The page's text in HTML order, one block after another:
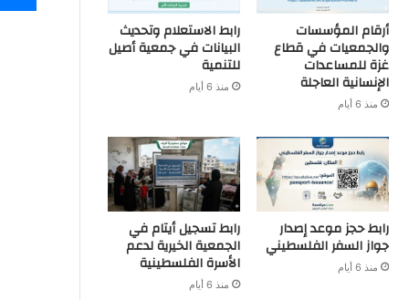
أرقام المؤسسات
والجمعيات في قطاع
غزة للمساعدات
الإنسانية العاجلة
منذ 6 أيام
رابط الاستعلام وتحديث
البيانات في جمعية أصيل
للتنمية
منذ 6 أيام
رابط حجز موعد إصدار
جواز السفر الفلسطيني
منذ 6 أيام
رابط تسجيل أيتام في
الجمعية الخيرية لدعم
الأسرة الفلسطينية
منذ 6 أيام